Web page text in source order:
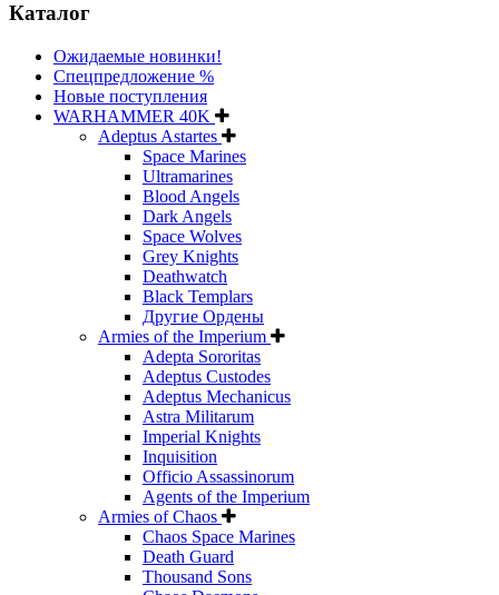
Каталог
Ожидаемые новинки!
Спецпредложение %
Новые поступления
WARHAMMER 40K
Adeptus Astartes
Space Marines
Ultramarines
Blood Angels
Dark Angels
Space Wolves
Grey Knights
Deathwatch
Black Templars
Другие Ордены
Armies of the Imperium
Adepta Sororitas
Adeptus Custodes
Adeptus Mechanicus
Astra Militarum
Imperial Knights
Inquisition
Officio Assassinorum
Agents of the Imperium
Armies of Chaos
Chaos Space Marines
Death Guard
Thousand Sons